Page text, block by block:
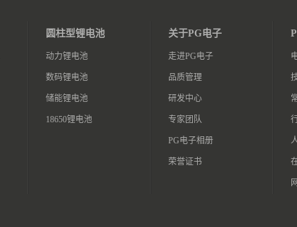
圆柱型锂电池
动力锂电池
数码锂电池
储能锂电池
18650锂电池
关于PG电子
走进PG电子
品质管理
研发中心
专家团队
PG电子相册
荣誉证书